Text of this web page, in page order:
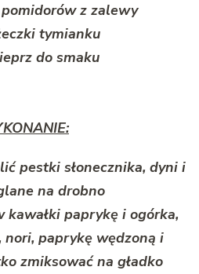
z zalewy
tymianku
do smaku
pestki słonecznika, dyni i
na drobno
kawałki paprykę i ogórka,
nori, paprykę wędzoną i
zmiksować na gładko